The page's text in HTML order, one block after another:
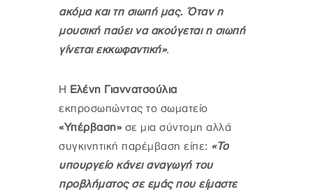
ακόμα και τη σιωπή μας. Όταν η
μουσική παύει να ακούγεται η σιωπή
γίνεται εκκωφαντική».
Η Ελένη Γιαννατσούλια
εκπροσωπώντας το σωματείο
«Υπέρβαση» σε μια σύντομη αλλά
συγκινητική παρέμβαση είπε: «Το
υπουργείο κάνει αναγωγή του
προβλήματος σε εμάς που είμαστε